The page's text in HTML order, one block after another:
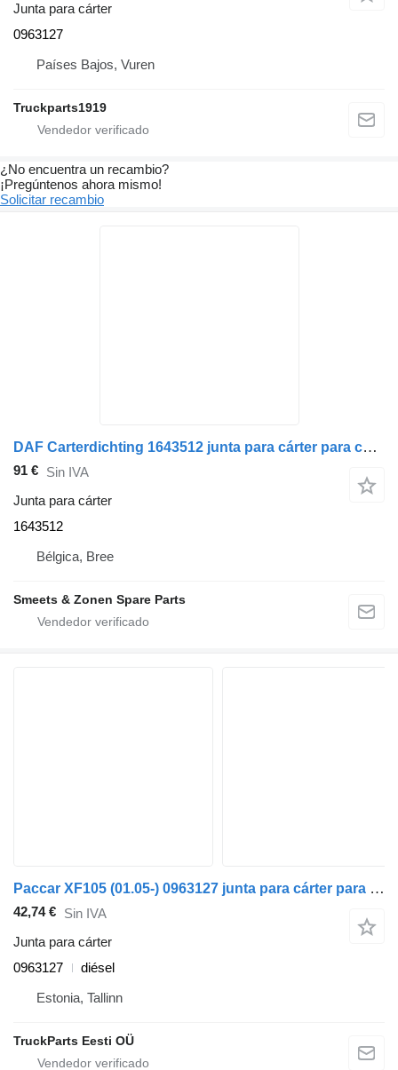
Junta para cárter
0963127
Países Bajos, Vuren
Truckparts1919
¿No encuentra un recambio?
¡Pregúntenos ahora mismo!
Solicitar recambio
DAF Carterdichting 1643512 junta para cárter para camión
91 € Sin IVA
Junta para cárter
1643512
Bélgica, Bree
Smeets & Zonen Spare Parts
Paccar XF105 (01.05-) 0963127 junta para cárter para DAF XF95, XF105 (2001-2014) cabeza tractora
42,74 € Sin IVA
Junta para cárter
0963127
diésel
Estonia, Tallinn
TruckParts Eesti OÜ